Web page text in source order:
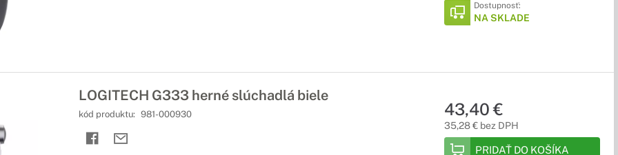
Dostupnosť:
NA SKLADE
LOGITECH G333 herné slúchadlá biele
kód produktu: 981-000930 43,40 €
35,28 € bez DPH
PRIDAŤ DO KOŠÍKA